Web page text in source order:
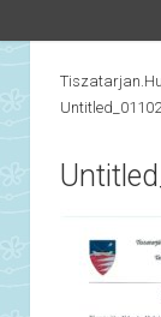
Tiszatarjan.hu